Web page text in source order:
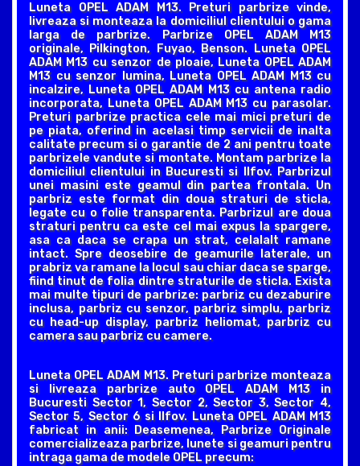
Luneta OPEL ADAM M13. Preturi parbrize vinde,
livreaza si monteaza la domiciliul clientului o gama
larga de parbrize. Parbrize OPEL ADAM M13
originale, Pilkington, Fuyao, Benson. Luneta OPEL
ADAM M13 cu senzor de ploaie, Luneta OPEL ADAM
M13 cu senzor lumina, Luneta OPEL ADAM M13 cu
incalzire, Luneta OPEL ADAM M13 cu antena radio
incorporata, Luneta OPEL ADAM M13 cu parasolar.
Preturi parbrize practica cele mai mici preturi de
pe piata, oferind in acelasi timp servicii de inalta
calitate precum si o garantie de 2 ani pentru toate
parbrizele vandute si montate. Montam parbrize la
domiciliul clientului in Bucuresti si Ilfov. Parbrizul
unei masini este geamul din partea frontala. Un
parbriz este format din doua straturi de sticla,
legate cu o folie transparenta. Parbrizul are doua
straturi pentru ca este cel mai expus la spargere,
asa ca daca se crapa un strat, celalalt ramane
intact. Spre deosebire de geamurile laterale, un
prabriz va ramane la locul sau chiar daca se sparge,
fiind tinut de folia dintre straturile de sticla. Exista
mai multe tipuri de parbrize: parbriz cu dezaburire
inclusa, parbriz cu senzor, parbriz simplu, parbriz
cu head-up display, parbriz heliomat, parbriz cu
camera sau parbriz cu camere.
Luneta OPEL ADAM M13. Preturi parbrize monteaza
si livreaza parbrize auto OPEL ADAM M13 in
Bucuresti Sector 1, Sector 2, Sector 3, Sector 4,
Sector 5, Sector 6 si Ilfov. Luneta OPEL ADAM M13
fabricat in anii: Deasemenea, Parbrize Originale
comercializeaza parbrize, lunete si geamuri pentru
intraga gama de modele OPEL precum: